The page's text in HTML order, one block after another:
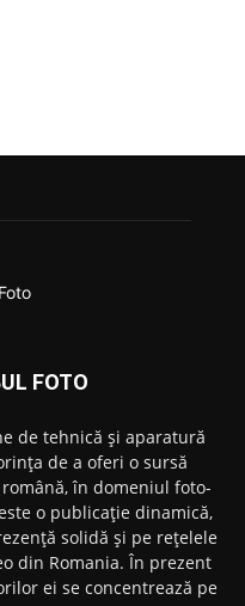
FOTO
de tehnică și aparatură
de a oferi o sursă
în domeniul foto-
o publicație dinamică,
solidă și pe rețelele
din Romania. În prezent
ei se concentrează pe